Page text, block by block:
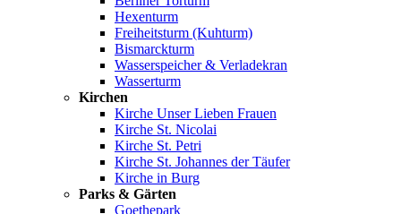
Hexenturm
Freiheitsturm (Kuhturm)
Bismarckturm
Wasserspeicher & Verladekran
Wasserturm
Kirchen
Kirche Unser Lieben Frauen
Kirche St. Nicolai
Kirche St. Petri
Kirche St. Johannes der Täufer
Kirche in Burg
Parks & Gärten
Goethepark